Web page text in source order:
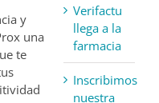
y
una
te
Verifactu
llega a la
farmacia
Inscribimos
nuestra